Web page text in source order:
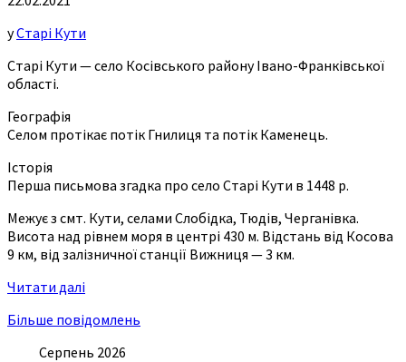
уСтарі Кути
Старі Кути — село Косівського району Івано-Франківської
області.
Географія
Селом протікає потік Гнилиця та потік Каменець.
Історія
Перша письмова згадка про село Старі Кути в 1448 р.
Межує з смт. Кути, селами Слобідка, Тюдів, Черганівка.
Висота над рівнем моря в центрі 430 м. Відстань від Косова
9 км, від залізничної станції Вижниця — 3 км.
Читати далі
Більше повідомлень
Серпень 2026